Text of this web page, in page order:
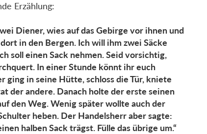
Erzählung:
Diener, wies auf das Gebirge vor ihnen und
in den Bergen. Ich will ihm zwei Säcke
soll einen Sack nehmen. Seid vorsichtig,
In einer Stunde könnt ihr euch
ging in seine Hütte, schloss die Tür, kniete
der andere. Danach holte der erste seinen
den Weg. Wenig später wollte auch der
heben. Der Handelsherr aber sagte:
halben Sack trägst. Fülle das übrige um.“